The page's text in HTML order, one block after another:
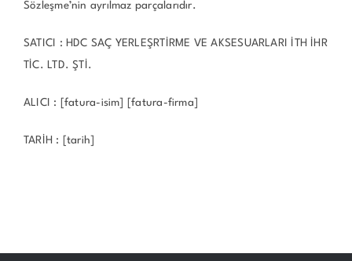
Sözleşme’nin ayrılmaz parçalarıdır.
SATICI : HDC SAÇ YERLEŞRTİRME VE AKSESUARLARI İTH İHR
TİC. LTD. ŞTİ.
ALICI : [fatura-isim] [fatura-firma]
TARİH : [tarih]